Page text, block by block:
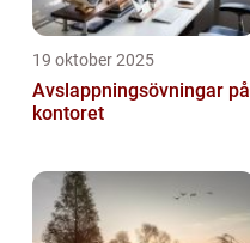
19 oktober 2025
Avslappningsövningar på
kontoret